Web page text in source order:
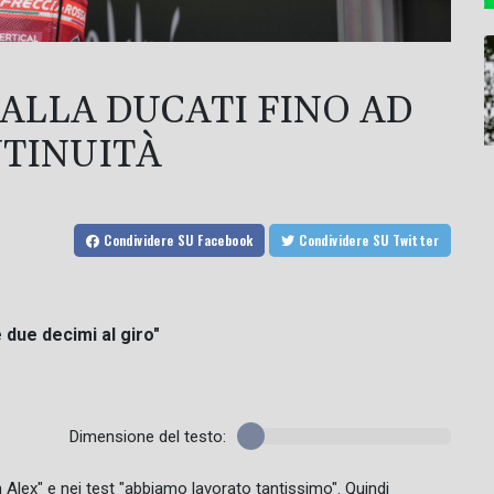
DUCATI FINO AD
Condividere SU Facebook Condividere SU Twitter
decimi al giro"
Dimensione del testo:
e nei test "abbiamo lavorato tantissimo". Quindi